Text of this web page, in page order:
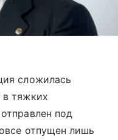
сложилась
в тяжких
под
отпущен лишь